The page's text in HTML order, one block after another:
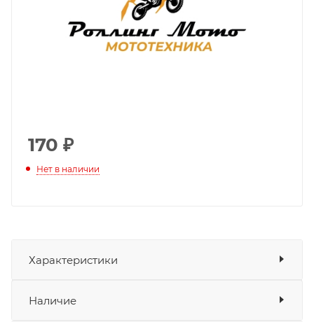
170 ₽
Нет в наличии
Характеристики
Подходит для
Наличие